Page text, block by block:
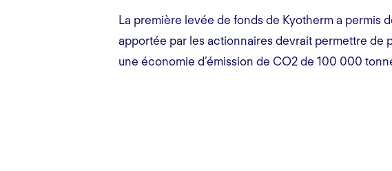
La première levée de fonds de Kyotherm a permis
apportée par les actionnaires devrait permettre
une économie d’émission de CO2 de 100 000